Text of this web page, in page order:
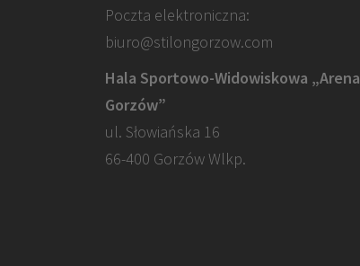
Poczta elektroniczna:
biuro@stilongorzow.com
Hala Sportowo-Widowiskowa „Arena
Gorzów”
ul. Słowiańska 16
66-400 Gorzów Wlkp.